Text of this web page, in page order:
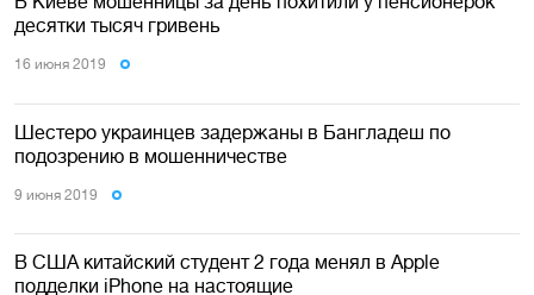
десятки тысяч гривень
16 июня 2019
Шестеро украинцев задержаны в Бангладеш по
подозрению в мошенничестве
9 июня 2019
В США китайский студент 2 года менял в Apple
подделки iPhone на настоящие